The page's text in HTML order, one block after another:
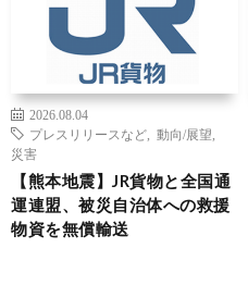
2026.08.04
プレスリリースなど
動向/展望
災害
【熊本地震】JR貨物と全国通
運連盟、被災自治体への救援
物資を無償輸送